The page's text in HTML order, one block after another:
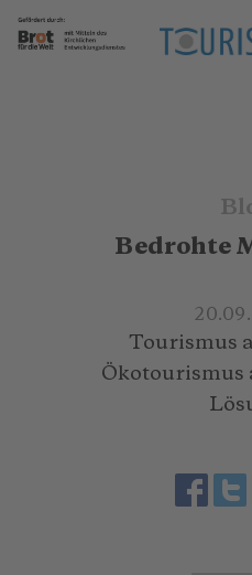
Bedrohte
Tourismus
Ökotourismus